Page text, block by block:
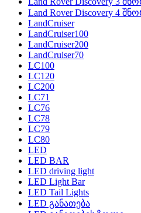
Land Rover Discovery 4
LandCruiser
LandCruiser100
LandCruiser200
LandCruiser70
LC100
LC120
LC200
LC71
LC76
LC78
LC79
LC80
LED
LED BAR
LED driving light
LED Light Bar
LED Tail Lights
LED განათება